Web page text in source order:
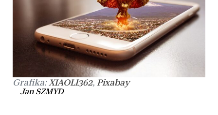
Grafika:XIAOLI362,Pixabay
Jan SZMYD